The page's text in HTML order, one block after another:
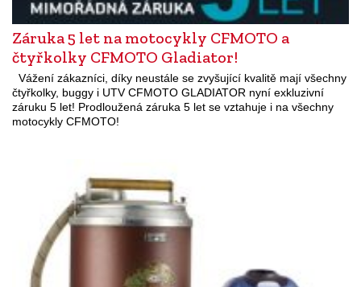
Záruka 5 let na motocykly CFMOTO a
čtyřkolky CFMOTO Gladiator!
Vážení zákazníci, díky neustále se zvyšující kvalitě mají všechny
čtyřkolky, buggy i UTV CFMOTO GLADIATOR nyní exkluzivní
záruku 5 let! Prodloužená záruka 5 let se vztahuje i na všechny
motocykly CFMOTO!